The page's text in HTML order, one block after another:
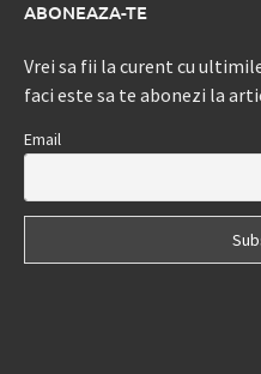
ABONEAZA-TE
Vrei sa fii la curent cu
faci este sa te abonezi la
Email